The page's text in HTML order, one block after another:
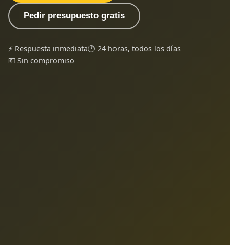
Pedir presupuesto gratis
⚡ Respuesta inmediata🕐 24 horas, todos los días
💶 Sin compromiso